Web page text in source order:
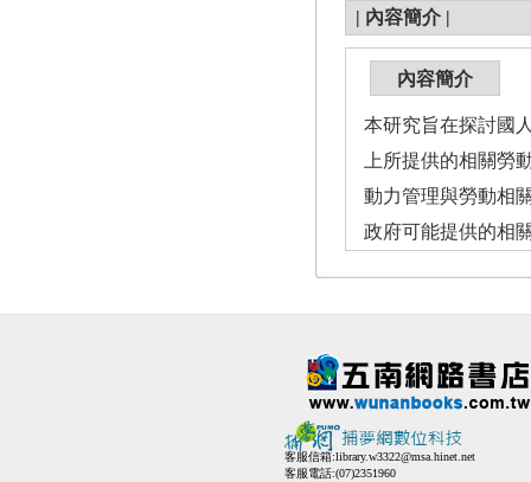
| 內容簡介 |
內容簡介
本研究旨在探討國
上所提供的相關勞
動力管理與勞動相
政府可能提供的相
客服信箱:library.w3322@msa.hinet.net
客服電話:(07)2351960